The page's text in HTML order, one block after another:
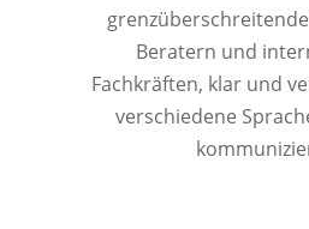
Beratern und
Fachkräften, klar und
verschiedene